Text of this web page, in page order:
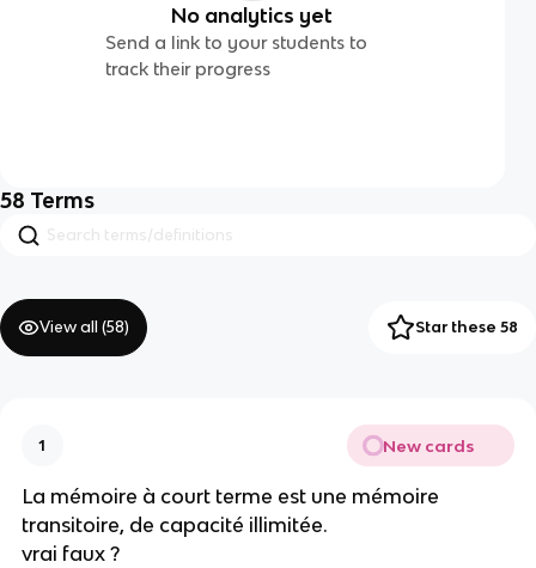
No analytics yet
Send a link to your students to
track their progress
58 Terms
View all (58) Star these 58
1 New cards
La mémoire à court terme est une mémoire
transitoire, de capacité illimitée.
vrai faux ?